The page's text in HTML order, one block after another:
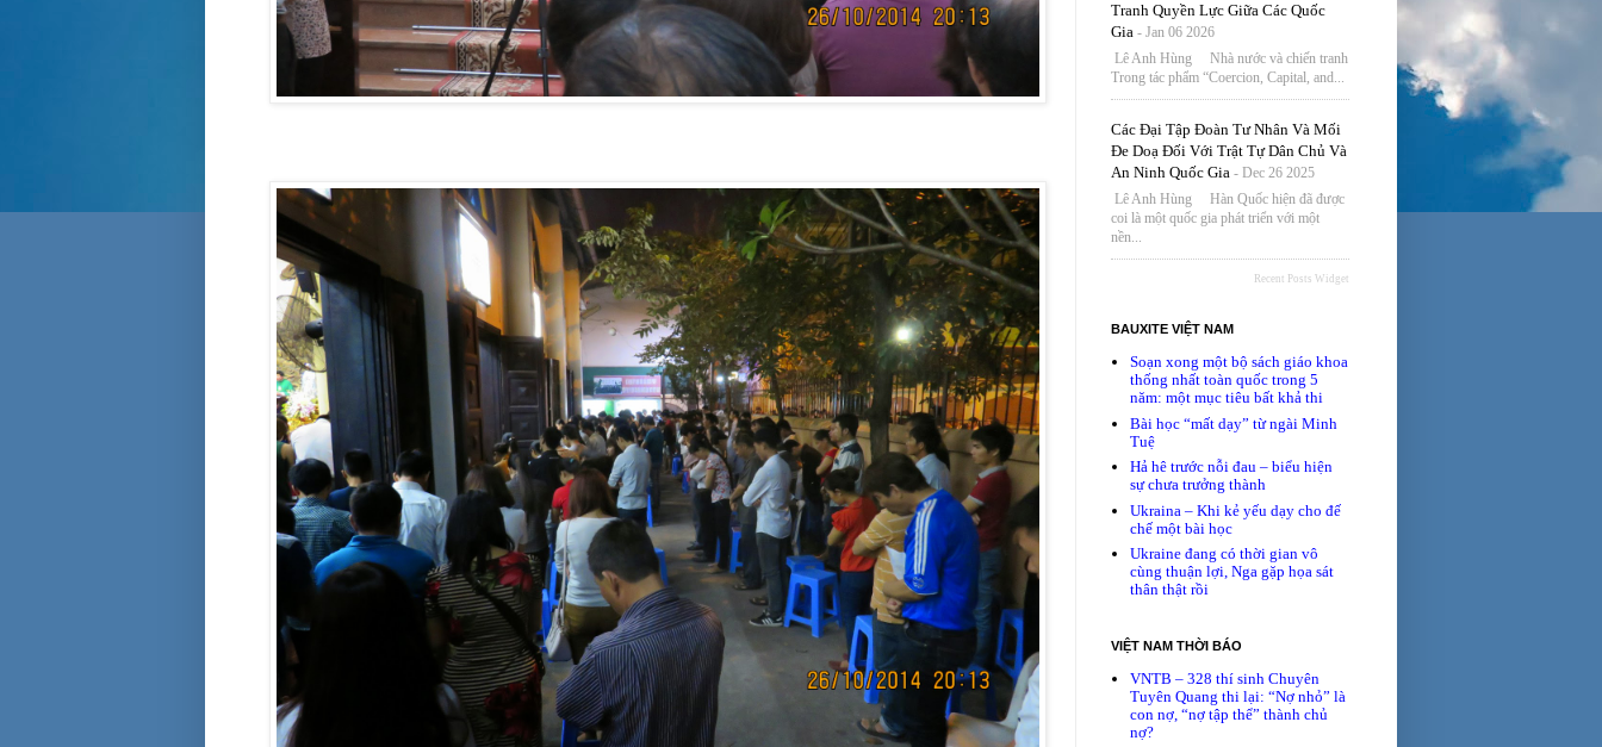
Tranh Quyền Lực Giữa Các Quốc
Gia - Jan 06 2026
Lê Anh Hùng Nhà nước và chiến tranh
Trong tác phẩm “Coercion, Capital, and...
Các Đại Tập Đoàn Tư Nhân Và Mối
Đe Doạ Đối Với Trật Tự Dân Chủ Và
An Ninh Quốc Gia - Dec 26 2025
Lê Anh Hùng Hàn Quốc hiện đã được
coi là một quốc gia phát triển với một
nền...
Recent Posts Widget
BAUXITE VIỆT NAM
Soạn xong một bộ sách giáo khoa
thống nhất toàn quốc trong 5
năm: một mục tiêu bất khả thi
Bài học “mất dạy” từ ngài Minh
Tuệ
Hả hê trước nỗi đau – biểu hiện
sự chưa trưởng thành
Ukraina – Khi kẻ yếu dạy cho đế
chế một bài học
Ukraine đang có thời gian vô
cùng thuận lợi, Nga gặp họa sát
thân thật rồi
VIỆT NAM THỜI BÁO
VNTB – 328 thí sinh Chuyên
Tuyên Quang thi lại: “Nợ nhỏ” là
con nợ, “nợ tập thể” thành chủ
nợ?